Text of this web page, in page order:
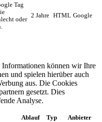
Tag
oder
2 Jahre HTML Google
können wir Ihre
und spielen hierüber auch
aus. ​Die Cookies
gesetzt. Dies
Analyse.
Ablauf Typ Anbieter